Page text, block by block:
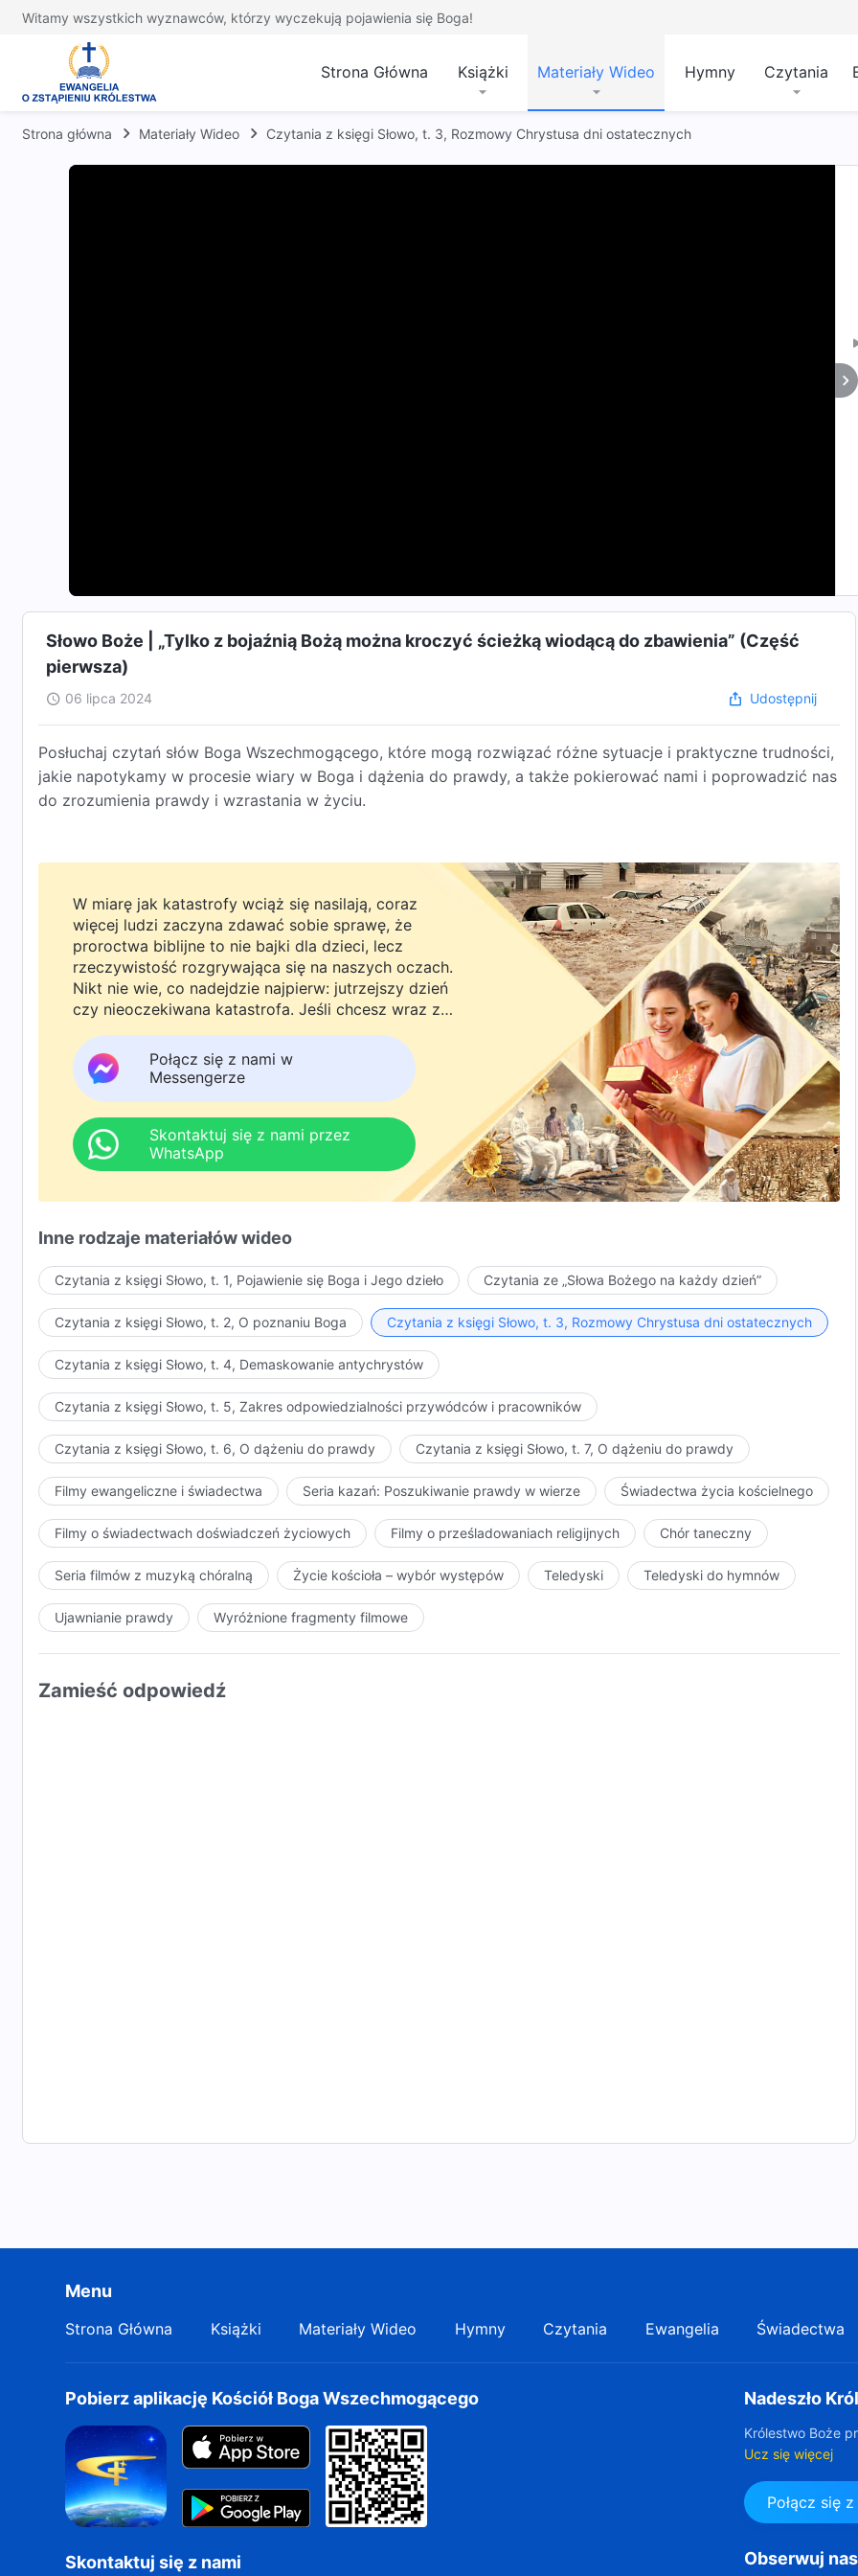
Witamy wszystkich wyznawców, którzy wyczekują pojawienia się Boga!
Strona Główna Książki Materiały Wideo Hymny Czytania
Strona główna Materiały Wideo Czytania z księgi Słowo, t. 3, Rozmowy Chrystusa dni ostatecznych
Słowo Boże | „Tylko z bojaźnią Bożą można kroczyć ścieżką wiodącą do zbawienia” (Część
pierwsza)
06 lipca 2024 Udostępnij
Posłuchaj czytań słów Boga Wszechmogącego, które mogą rozwiązać różne sytuacje i praktyczne trudności,
jakie napotykamy w procesie wiary w Boga i dążenia do prawdy, a także pokierować nami i poprowadzić nas
do zrozumienia prawdy i wzrastania w życiu.
W miarę jak katastrofy wciąż się nasilają, coraz
więcej ludzi zaczyna zdawać sobie sprawę, że
proroctwa biblijne to nie bajki dla dzieci, lecz
rzeczywistość rozgrywająca się na naszych oczach.
Nikt nie wie, co nadejdzie najpierw: jutrzejszy dzień
czy nieoczekiwana katastrofa. Jeśli chcesz wraz z
rodziną powitać powrót Pana i znaleźć
bezpieczeństwo pod Bożą ochroną, kliknij
WhatsAppa lub Messengera, aby dołączyć do
naszej grupy studyjnej. Nie odkładaj tego do jutra.
Połącz się z nami w
Messengerze
Skontaktuj się z nami przez
WhatsApp
Inne rodzaje materiałów wideo
Czytania z księgi Słowo, t. 1, Pojawienie się Boga i Jego dzieło Czytania ze „Słowa Bożego na każdy dzień”
Czytania z księgi Słowo, t. 2, O poznaniu Boga Czytania z księgi Słowo, t. 3, Rozmowy Chrystusa dni ostatecznych
Czytania z księgi Słowo, t. 4, Demaskowanie antychrystów
Czytania z księgi Słowo, t. 5, Zakres odpowiedzialności przywódców i pracowników
Czytania z księgi Słowo, t. 6, O dążeniu do prawdy Czytania z księgi Słowo, t. 7, O dążeniu do prawdy
Filmy ewangeliczne i świadectwa Seria kazań: Poszukiwanie prawdy w wierze Świadectwa życia kościelnego
Filmy o świadectwach doświadczeń życiowych Filmy o prześladowaniach religijnych Chór taneczny
Seria filmów z muzyką chóralną Życie kościoła – wybór występów Teledyski Teledyski do hymnów
Ujawnianie prawdy Wyróżnione fragmenty filmowe
Zamieść odpowiedź
Menu
Strona Główna Książki Materiały Wideo Hymny Czytania Ewangelia Świadectwa
Pobierz aplikację Kościół Boga Wszechmogącego
Skontaktuj się z nami
Nadeszło
Królestwo Boże
Ucz się więcej
Połącz się
Obserwuj nas